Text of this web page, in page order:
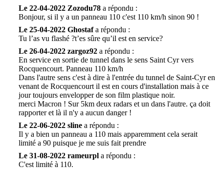
Le 22-04-2022 Zozodu78 a répondu :
Bonjour, si il y a un panneau 110 c'est 110 km/h sinon 90 !
Le 25-04-2022 Ghostafa répondu :
Tu l’as vu flashé ?t’es sûre qu’il est en service?
Le 26-04-2022 zargoz92 a répondu :
En service en sortie de tunnel dans le sens Saint Cyr vers
Rocquencourt. Panneau 110 km/h
Dans l'autre sens c'est à dire à l'entrée du tunnel de Saint-Cyr en
venant de Rocquencourt il est en cours d'installation mais à ce
jour toujours envelopper de son film plastique noir.
merci Macron ! Sur 5km deux radars et un dans l'autre. ça doit
rapporter et là il n'y a aucun danger !
Le 22-06-2022 sline a répondu :
Il y a bien un panneau a 110 mais apparemment cela serait
limité a 90 puisque je me suis fait prendre
Le 31-08-2022 rameurpl a répondu :
C'est limité à 110.